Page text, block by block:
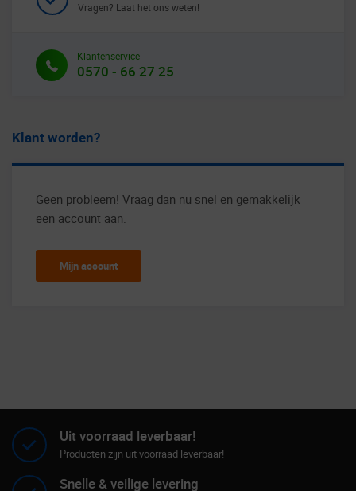
Vragen? Laat het ons weten!
Klantenservice
0570 - 66 27 25
Klant worden?
Geen probleem! Vraag dan nu snel en gemakkelijk
een account aan.
Mijn account
Uit voorraad leverbaar!
Producten zijn uit voorraad leverbaar!
Snelle & veilige levering